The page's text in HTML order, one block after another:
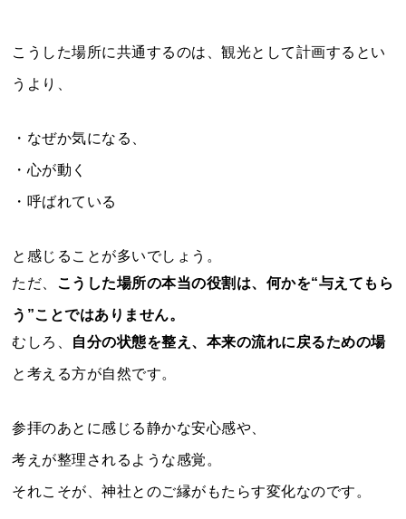
こうした場所に共通するのは、観光として計画するとい
うより、
・なぜか気になる、
・心が動く
・呼ばれている
と感じることが多いでしょう。
ただ、 こうした場所の本当の役割は、何かを“与えてもら
う”ことではありません。
むしろ、
自分の状態を整え、本来の流れに戻るための場
と考える方が自然です。
参拝のあとに感じる静かな安心感や、
考えが整理されるような感覚。
それこそが、神社とのご縁がもたらす変化なのです。